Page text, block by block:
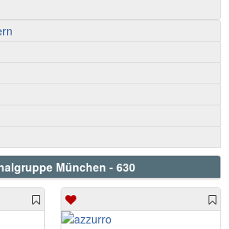
München - 630